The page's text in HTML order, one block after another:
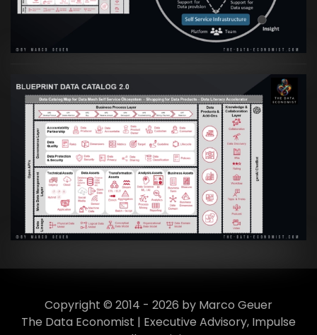
VIEW
Artikel:Data Mesh Ökosysteme: Die
Transformation zur Data Inspired Human
Culture
VIEW
Copyright © 2014 - 2026 by Marco Geuer
The Data Economist | Executive Advisory, Impulse